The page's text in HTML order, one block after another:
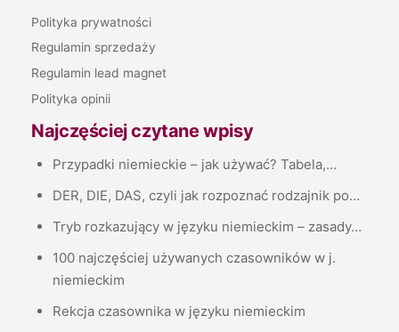
Polityka prywatności
Regulamin sprzedaży
Regulamin lead magnet
Polityka opinii
Najczęściej czytane wpisy
Przypadki niemieckie – jak używać? Tabela,…
DER, DIE, DAS, czyli jak rozpoznać rodzajnik po…
Tryb rozkazujący w języku niemieckim – zasady…
100 najczęściej używanych czasowników w j.
niemieckim
Rekcja czasownika w języku niemieckim